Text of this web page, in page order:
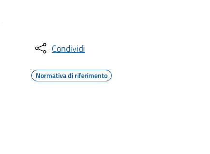
Condividi
Normativa di riferimento